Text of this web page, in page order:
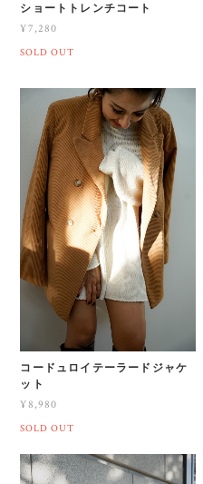
ショートトレンチコート
¥7,280
SOLD OUT
コードュロイテーラードジャケ
ット
¥8,980
SOLD OUT